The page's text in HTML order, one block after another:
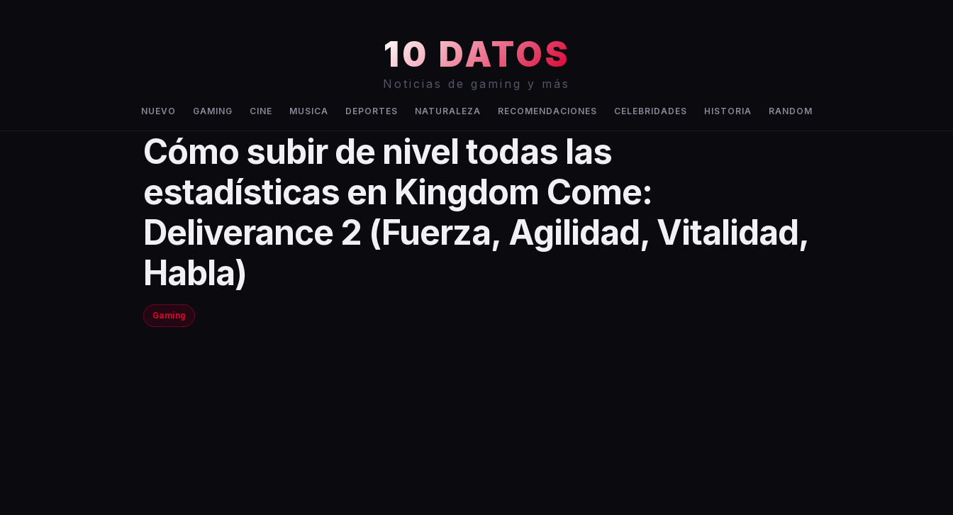
10 DATOS
Noticias de gaming y más
NUEVO GAMING CINE MUSICA DEPORTES NATURALEZA RECOMENDACIONES CELEBRIDADES HISTORIA RANDOM
Cómo subir de nivel todas las
estadísticas en Kingdom Come:
Deliverance 2 (Fuerza, Agilidad, Vitalidad,
Habla)
Gaming